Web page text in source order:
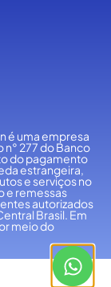
é uma empresa
n° 277 do Banco
do pagamento
estrangeira,
e serviços no
e remessas
autorizados
Brasil. Em
meio do